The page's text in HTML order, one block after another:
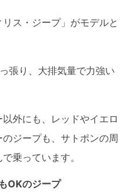
ス・ジープ」がモデルと
張り、大排気量で力強い
外にも、レッドやイエロ
ジープも、サトポンの周
乗っています。
OKのジープ